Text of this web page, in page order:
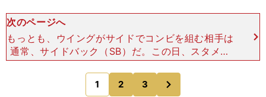
次のページへ
もっとも、ウイングがサイドでコンビを組む相手は
通常、サイドバック（SB）だ。この日、スタメン
を飾った選手でいえば、旗手怜央（左・川崎フロン
ターレ）と酒井宏樹（右・浦和レッズ）になる。し
かし、彼らは自重
1 2 3